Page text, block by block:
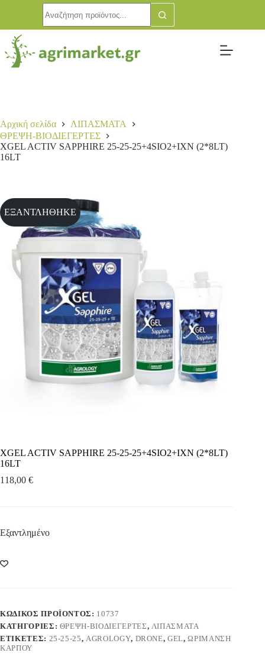
Αρχική σελίδα
ΛΙΠΑΣΜΑΤΑ
ΘΡΕΨΗ-ΒΙΟΔΙΕΓΕΡΤΕΣ
XGEL ACTIV SAPPHIRE 25-25-25+4SIO2+ΙΧΝ (2*8LT)
16LT
ΕΞΑΝΤΛΗΘΗΚΕ
XGEL ACTIV SAPPHIRE 25-25-25+4SIO2+ΙΧΝ (2*8LT)
16LT
118,00 €
Εξαντλημένο
ΚΩΔΙΚΌΣ ΠΡΟΪΌΝΤΟΣ: 10737
ΚΑΤΗΓΟΡΊΕΣ: ΘΡΕΨΗ-ΒΙΟΔΙΕΓΕΡΤΕΣ, ΛΙΠΑΣΜΑΤΑ
ΕΤΙΚΈΤΕΣ: 25-25-25, AGROLOGY, DRONE,GEL,ΩΡΊΜΑΝΣΗ
ΚΑΡΠΟΎ